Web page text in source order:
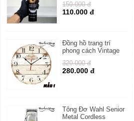
150.000 đ
110.000 đ
Đồng hồ trang trí
phong cách Vintage
320.000 đ
280.000 đ
Tông Đơ Wahl Senior
Metal Cordless